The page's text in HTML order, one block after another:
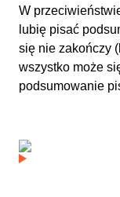
W
lubię pisać
się nie zakończy
wszystko może
podsumowanie